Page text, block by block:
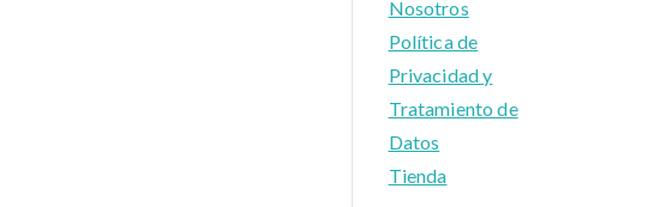
Nosotros
Política de
Privacidad y
Tratamiento de
Datos
Tienda